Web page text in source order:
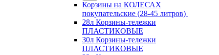
Корзины на КОЛЕСАХ
покупательские (28-45 литров)
28л Корзины-тележки
ПЛАСТИКОВЫЕ
30л Корзины-тележки
ПЛАСТИКОВЫЕ